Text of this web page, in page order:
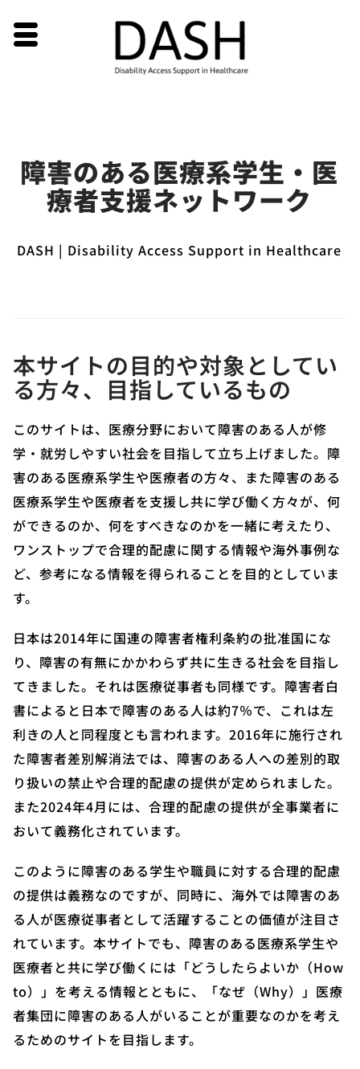
content
障害のある医療系学生・医
療者支援ネットワーク
DASH | Disability Access Support in Healthcare
本サイトの目的や対象としてい
る方々、目指しているもの
このサイトは、医療分野において障害のある人が修
学・就労しやすい社会を目指して立ち上げました。障
害のある医療系学生や医療者の方々、また障害のある
医療系学生や医療者を支援し共に学び働く方々が、何
ができるのか、何をすべきなのかを一緒に考えたり、
ワンストップで合理的配慮に関する情報や海外事例な
ど、参考になる情報を得られることを目的としていま
す。
日本は2014年に国連の障害者権利条約の批准国にな
り、障害の有無にかかわらず共に生きる社会を目指し
てきました。それは医療従事者も同様です。障害者白
書によると日本で障害のある人は約7％で、これは左
利きの人と同程度とも言われます。2016年に施行され
た障害者差別解消法では、障害のある人への差別的取
り扱いの禁止や合理的配慮の提供が定められました。
また2024年4月には、合理的配慮の提供が全事業者に
おいて義務化されています。
このように障害のある学生や職員に対する合理的配慮
の提供は義務なのですが、同時に、海外では障害のあ
る人が医療従事者として活躍することの価値が注目さ
れています。本サイトでも、障害のある医療系学生や
医療者と共に学び働くには「どうしたらよいか（How
to）」を考える情報とともに、「なぜ（Why）」医療
者集団に障害のある人がいることが重要なのかを考え
るためのサイトを目指します。